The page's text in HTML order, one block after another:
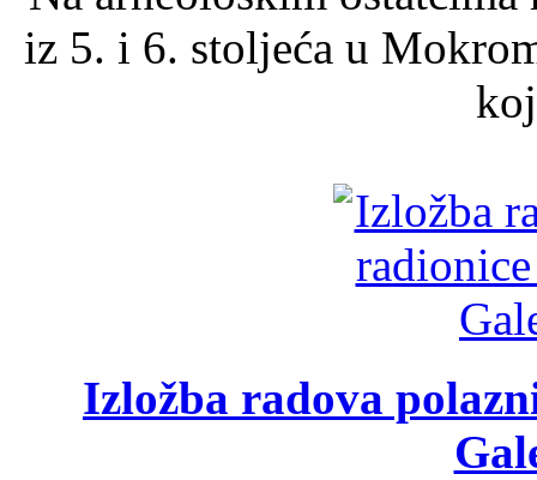
iz 5. i 6. stoljeća u
Izložba radova